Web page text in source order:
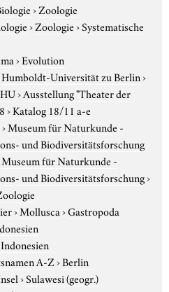
›Zoologie
›Zoologie›Systematische
›Evolution
Humboldt-Universität zu Berlin›
›Ausstellung "Theater der
›Katalog 18/11 a-e
›Museum für Naturkunde -
und Biodiversitätsforschung
Museum für Naturkunde -
und Biodiversitätsforschung›
›Mollusca›Gastropoda
Indonesien
A-Z›Berlin
›Sulawesi (geogr.)